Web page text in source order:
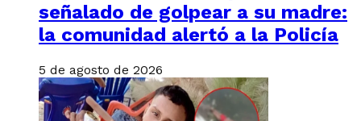
señalado de golpear a su madre:
la comunidad alertó a la Policía
5 de agosto de 2026